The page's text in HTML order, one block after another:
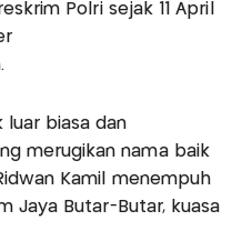
Polri sejak 11 April
biasa dan
merugikan nama baik
Kamil menempuh
Jaya Butar-Butar, kuasa